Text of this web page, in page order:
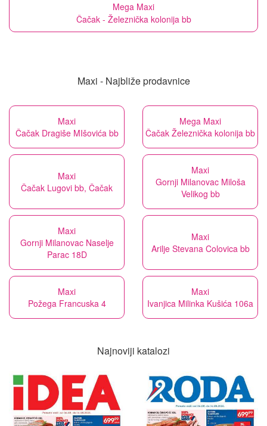
Mega Maxi
Čačak - Železnička kolonija bb
Maxi - Najbliže prodavnice
Maxi
Čačak Dragiše MIšovića bb
Mega Maxi
Čačak Železnička kolonija bb
Maxi
Čačak Lugovi bb, Čačak
Maxi
Gornji Milanovac Miloša
Velikog bb
Maxi
Gornji Milanovac Naselje
Parac 18D
Maxi
Arilje Stevana Colovica bb
Maxi
Požega Francuska 4
Maxi
Ivanjica Milinka Kušića 106a
Najnoviji katalozi